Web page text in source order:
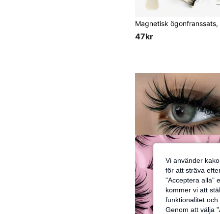
47kr
Vi använder
för att sträva
"Acceptera alla"
kommer vi att
funktionalitet
Genom att välja